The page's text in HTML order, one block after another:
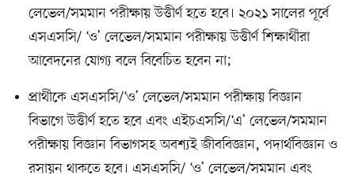
লেভেল/সমমান পরীক্ষায় উত্তীর্ণ হতে হবে। ২০২১ সালের পূর্বে
এসএসসি/ ‘ও’ লেভেল/সমমান পরীক্ষায় উত্তীর্ণ শিক্ষার্থীরা
আবেদনের যোগ্য বলে বিবেচিত হবেন না;
প্রার্থীকে এসএসসি/‘ও’ লেভেল/সমমান পরীক্ষায় বিজ্ঞান
বিভাগে উত্তীর্ণ হতে হবে এবং এইচএসসি/‘এ’ লেভেল/সমমান
পরীক্ষায় বিজ্ঞান বিভাগসহ অবশ্যই জীববিজ্ঞান, পদার্থবিজ্ঞান ও
রসায়ন থাকতে হবে। এসএসসি/ ‘ও’ লেভেল/সমমান এবং